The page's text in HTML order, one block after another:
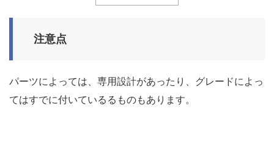
注意点
パーツによっては、専用設計があったり、グレードによっ
てはすでに付いているるものもあります。